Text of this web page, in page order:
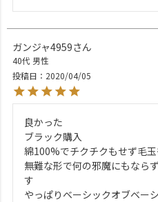
ガンジャ4959
40代 男性
投稿日
2020/04/05
良かった
ブラック購入
綿100%でチクチクもせず毛
無難な形で何の邪魔にもなら
す
やっぱりベーシックオブベー